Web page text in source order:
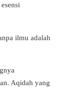
ilmu adalah
Aqidah yang